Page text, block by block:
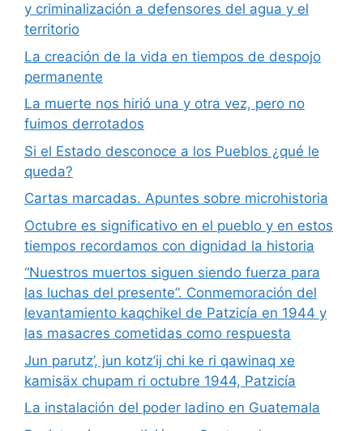
y criminalización a defensores del agua y el
territorio
La creación de la vida en tiempos de despojo
permanente
La muerte nos hirió una y otra vez, pero no
fuimos derrotados
Si el Estado desconoce a los Pueblos ¿qué le
queda?
Cartas marcadas. Apuntes sobre microhistoria
Octubre es significativo en el pueblo y en estos
tiempos recordamos con dignidad la historia
“Nuestros muertos siguen siendo fuerza para
las luchas del presente”. Conmemoración del
levantamiento kaqchikel de Patzicía en 1944 y
las masacres cometidas como respuesta
Jun parutz’, jun kotz’ij chi ke ri qawinaq xe
kamisäx chupam ri octubre 1944, Patzicía
La instalación del poder ladino en Guatemala